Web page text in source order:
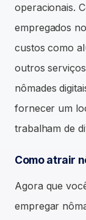
operacionais.
empregados
custos como
outros
nômades
fornecer um
trabalham de
Como atrair
Agora que
empregar